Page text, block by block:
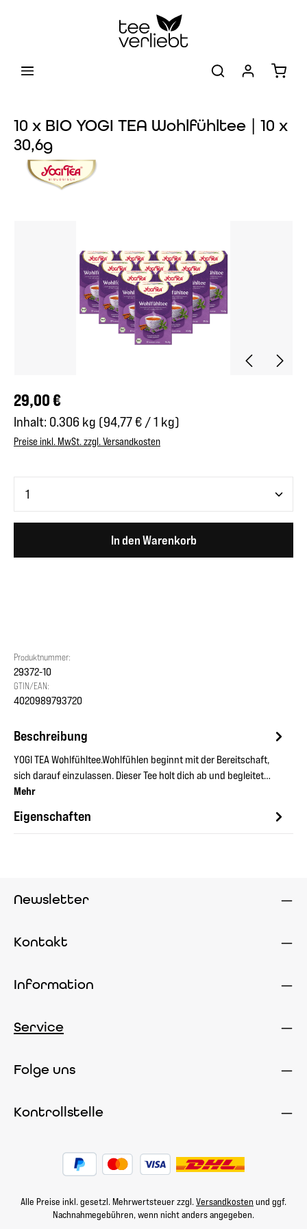
10 x BIO YOGI TEA Wohlfühltee | 10 x
30,6g
Regulärer Preis:
29,00 €
Inhalt: 0.306 kg (94,77 € / 1 kg)
Preise inkl. MwSt. zzgl. Versandkosten
In den Warenkorb
Produktnummer:
29372-10
GTIN/EAN:
4020989793720
Beschreibung
YOGI TEA Wohlfühltee.Wohlfühlen beginnt mit der Bereitschaft,
sich darauf einzulassen. Dieser Tee holt dich ab und begleitet…
Mehr
Eigenschaften
Newsletter
Kontakt
Information
Service
Folge uns
Kontrollstelle
Alle Preise inkl. gesetzl. Mehrwertsteuer zzgl. Versandkosten und ggf.
Nachnahmegebühren, wenn nicht anders angegeben.